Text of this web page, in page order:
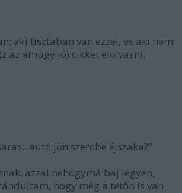
aki tisztában van ezzel, és aki nem
az amúgy jó) cikket elolvasni.
jön szembe éjszaka?"
azzal nehogymá baj legyen,
hogy még a tetőn is van